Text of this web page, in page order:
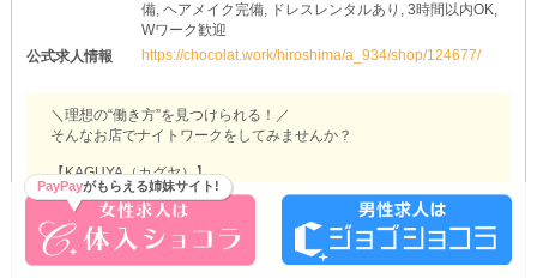
備, ヘアメイク完備, ドレスレンタルあり, 3時間以内OK,
Wワーク歓迎
公式求人情報
https://chocolat.work/hiroshima/a_934/shop/124677/
＼理想の“働き方”を見つけられる！／
そんなお店でナイトワークをしてみませんか？
【KAGUYA（カグヤ）】
◆シフトはおまかせ◆
《1回3h～》の出勤もOK◎
だからこそWワークさんや学生さんなどにもオススメです！
いきなりガッツリ出なくて良いので、自分のペースで当店に慣れて
▶このお店の営業ページを見る
PayPayがもらえる姉妹サイト!